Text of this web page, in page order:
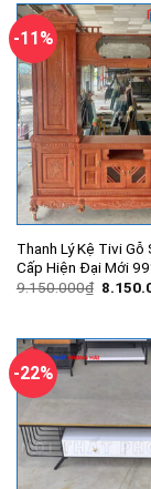
-11%
Thanh Lý Kệ Tivi Gỗ
Cấp Hiện Đại Mới
9.150.000₫ Giá
-22%